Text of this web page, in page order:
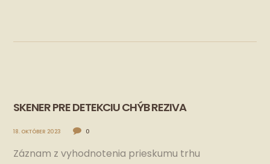
SKENER PRE DETEKCIU CHÝB REZIVA
18. OKTÓBER 2023 0
Záznam z vyhodnotenia prieskumu trhu